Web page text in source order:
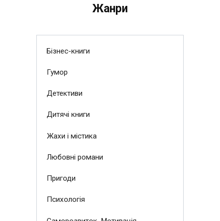
Жанри
Бізнес-книги
Гумор
Детективи
Дитячі книги
Жахи і містика
Любовні романи
Пригоди
Психологія